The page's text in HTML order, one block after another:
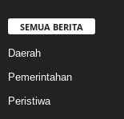
SEMUA BERITA
Daerah
Pemerintahan
Peristiwa